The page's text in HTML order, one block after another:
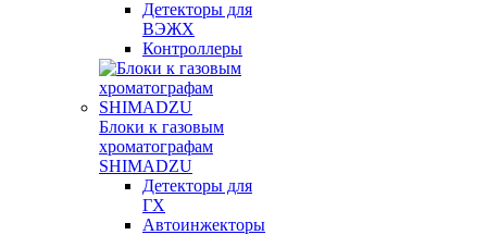
Детекторы для
ВЭЖХ
Контроллеры
Блоки к газовым
хроматографам
SHIMADZU
Детекторы для
ГХ
Автоинжекторы